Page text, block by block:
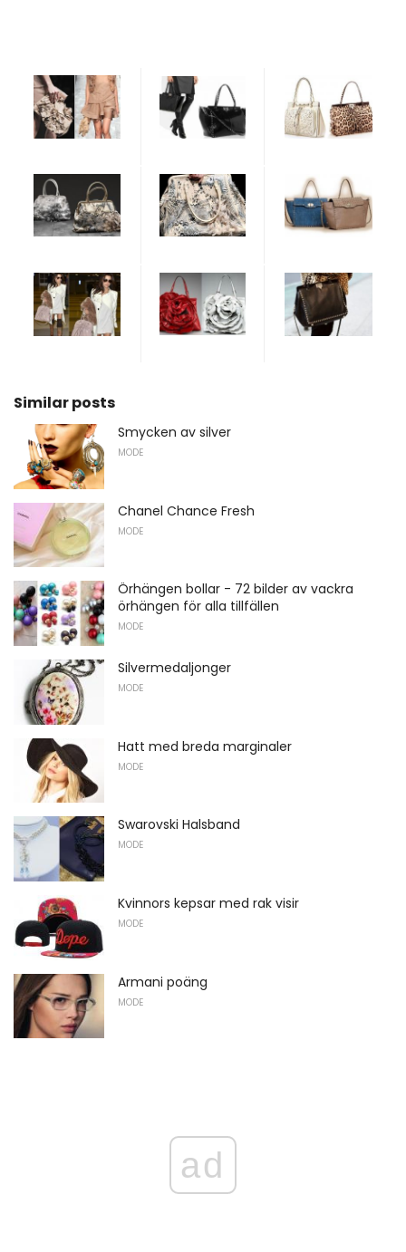
Similar posts
Smycken av silver
MODE
Chanel Chance Fresh
MODE
Örhängen bollar - 72 bilder av vackra
örhängen för alla tillfällen
MODE
Silvermedaljonger
MODE
Hatt med breda marginaler
MODE
Swarovski Halsband
MODE
Kvinnors kepsar med rak visir
MODE
Armani poäng
MODE
ad